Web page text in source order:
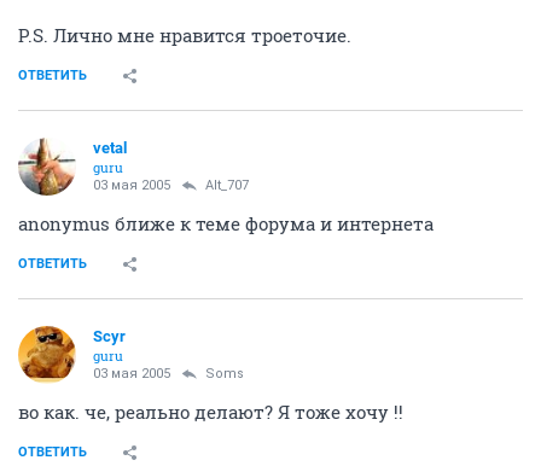
P.S. Лично мне нравится троеточие.
ОТВЕТИТЬ
vetal
guru
03 мая 2005 Alt_707
anonymus ближе к теме форума и интернета
ОТВЕТИТЬ
Scyr
guru
03 мая 2005 Soms
во как. че, реально делают? Я тоже хочу !!
ОТВЕТИТЬ